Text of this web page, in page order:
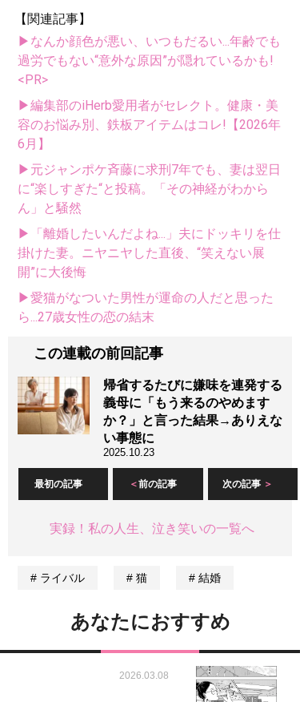
【関連記事】
▶なんか顔色が悪い、いつもだるい...年齢でも
過労でもない“意外な原因”が隠れているかも!
<PR>
▶編集部のiHerb愛用者がセレクト。健康・美
容のお悩み別、鉄板アイテムはコレ!【2026年
6月】
▶元ジャンポケ斉藤に求刑7年でも、妻は翌日
に“楽しすぎた“と投稿。「その神経がわから
ん」と騒然
▶「離婚したいんだよね...」夫にドッキリを仕
掛けた妻。ニヤニヤした直後、“笑えない展
開”に大後悔
▶愛猫がなついた男性が運命の人だと思った
ら...27歳女性の恋の結末
この連載の前回記事
帰省するたびに嫌味を連発する
義母に「もう来るのやめます
か？」と言った結果→ありえな
い事態に
2025.10.23
最初の記事 前の記事 次の記事
実録！私の人生、泣き笑いの一覧へ
ライバル 猫 結婚
あなたにおすすめ
2026.03.08